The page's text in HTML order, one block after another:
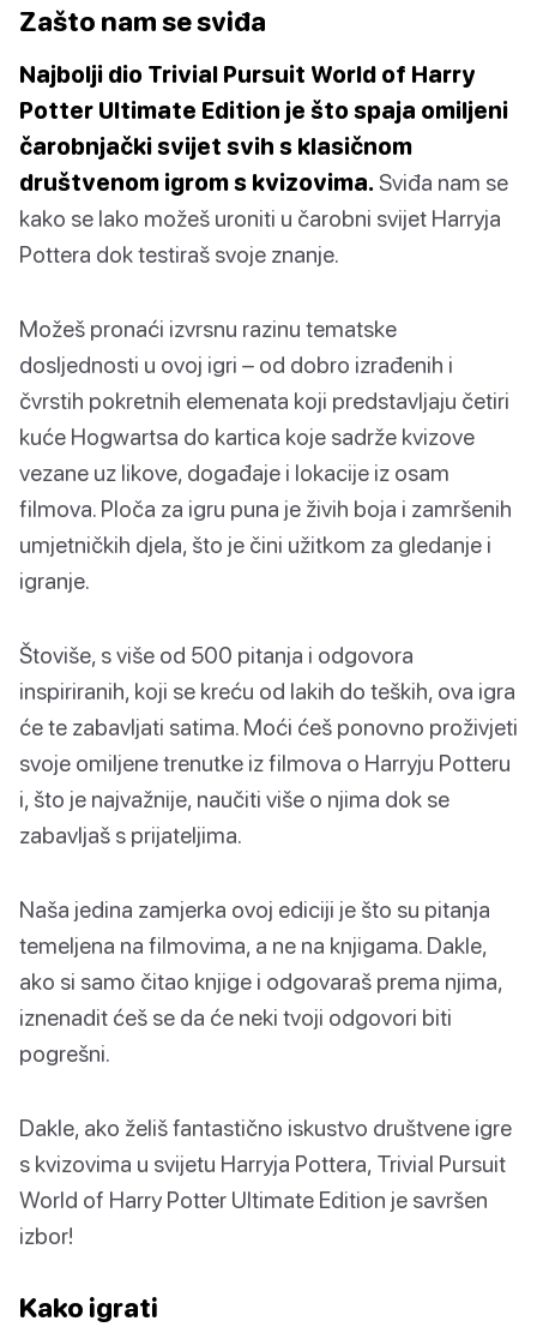
Zašto nam se sviđa
Najbolji dio Trivial Pursuit World of Harry
Potter Ultimate Edition je što spaja omiljeni
čarobnjački svijet svih s klasičnom
društvenom igrom s kvizovima. Sviđa nam se
kako se lako možeš uroniti u čarobni svijet Harryja
Pottera dok testiraš svoje znanje.
Možeš pronaći izvrsnu razinu tematske
dosljednosti u ovoj igri – od dobro izrađenih i
čvrstih pokretnih elemenata koji predstavljaju četiri
kuće Hogwartsa do kartica koje sadrže kvizove
vezane uz likove, događaje i lokacije iz osam
filmova. Ploča za igru puna je živih boja i zamršenih
umjetničkih djela, što je čini užitkom za gledanje i
igranje.
Štoviše, s više od 500 pitanja i odgovora
inspiriranih, koji se kreću od lakih do teških, ova igra
će te zabavljati satima. Moći ćeš ponovno proživjeti
svoje omiljene trenutke iz filmova o Harryju Potteru
i, što je najvažnije, naučiti više o njima dok se
zabavljaš s prijateljima.
Naša jedina zamjerka ovoj ediciji je što su pitanja
temeljena na filmovima, a ne na knjigama. Dakle,
ako si samo čitao knjige i odgovaraš prema njima,
iznenadit ćeš se da će neki tvoji odgovori biti
pogrešni.
Dakle, ako želiš fantastično iskustvo društvene igre
s kvizovima u svijetu Harryja Pottera, Trivial Pursuit
World of Harry Potter Ultimate Edition je savršen
izbor!
Kako igrati